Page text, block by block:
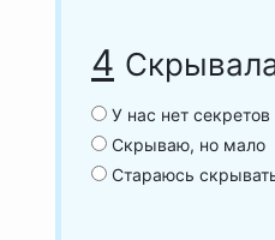
4
У нас нет секретов
Скрываю, но мало
Стараюсь